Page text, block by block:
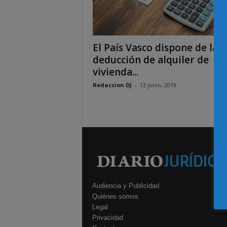
El País Vasco dispone de la
deducción de alquiler de
vivienda...
Redaccion DJ - 13 junio, 2019
Audiencia y Publicidad
Quiénes somos
Legal
Privacidad